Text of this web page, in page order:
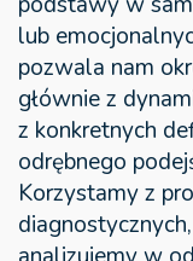
lub
pozwala nam
głównie z
z konkretnych
odrębnego
Korzystamy z